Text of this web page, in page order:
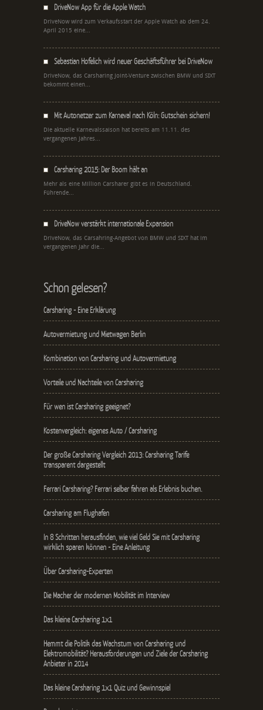
DriveNow App für die Apple Watch
DriveNow wird zum Verkaufsstart der Apple Watch ab dem 24.
April 2015 eine...
Sebastian Hofelich wird neuer Geschäftsführer bei DriveNow
DriveNow, das Carsharing Joint-Venture zwischen BMW und SIXT
bekommt einen...
Mit Autonetzer zum Karneval nach Köln: Gutschein sichern!
Die aktuelle Karnevalssaison hat bereits am 11.11. des
vergangenen Jahres...
Carsharing 2015: Der Boom hält an
Mehr als eine Million Carsharer gibt es in Deutschland.
Führende...
DriveNow verstärkt internationale Expansion
DriveNow, das Carsahring-Angebot von BMW und SIXT hat im
vergangenen Jahr die...
Schon gelesen?
Carsharing - Eine Erklärung
Autovermietung und Mietwagen Berlin
Kombination von Carsharing und Autovermietung
Vorteile und Nachteile von Carsharing
Für wen ist Carsharing geeignet?
Kostenvergleich: eigenes Auto / Carsharing
Der große Carsharing Vergleich 2013: Carsharing Tarife
transparent dargestellt
Ferrari Carsharing? Ferrari selber fahren als Erlebnis buchen.
Carsharing am Flughafen
In 8 Schritten herausfinden, wie viel Geld Sie mit Carsharing
wirklich sparen können - Eine Anleitung
Über Carsharing-Experten
Die Macher der modernen Mobilität im Interview
Das kleine Carsharing 1x1
Hemmt die Politik das Wachstum von Carsharing und
Elektromobilität? Herausforderungen und Ziele der Carsharing
Anbieter in 2014
Das kleine Carsharing 1x1 Quiz und Gewinnspiel